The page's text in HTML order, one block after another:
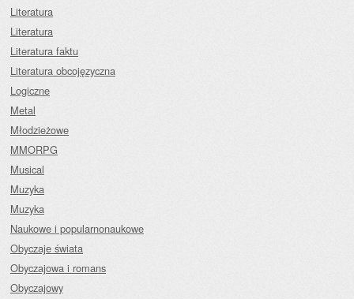
Literatura
Literatura
Literatura faktu
Literatura obcojęzyczna
Logiczne
Metal
Młodzieżowe
MMORPG
Musical
Muzyka
Muzyka
Naukowe i popularnonaukowe
Obyczaje świata
Obyczajowa i romans
Obyczajowy